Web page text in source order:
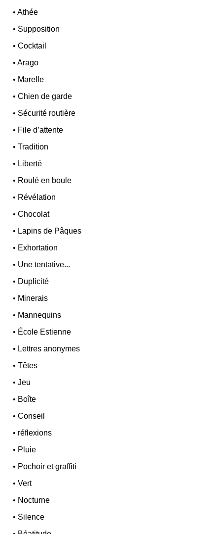
•Athée
• Supposition
•Cocktail
•Arago
• Marelle
•Chien de garde
• Sécurité routière
• File d’attente
•Tradition
• Liberté
• Roulé en boule
• Révélation
•Chocolat
• Lapins de Pâques
• Exhortation
• Une tentative...
• Duplicité
• Minerais
• Mannequins
• École Estienne
• Lettres anonymes
•Têtes
•Jeu
• Boîte
•Conseil
• réflexions
• Pluie
• Pochoir et graffiti
•Vert
• Nocturne
• Silence